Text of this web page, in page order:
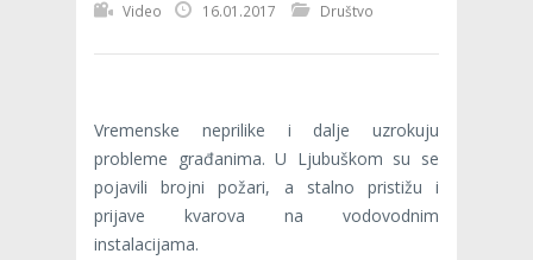
Video 16.01.2017 Društvo
Vremenske neprilike i dalje uzrokuju
probleme građanima. U Ljubuškom su se
pojavili brojni požari, a stalno pristižu i
prijave kvarova na vodovodnim
instalacijama.